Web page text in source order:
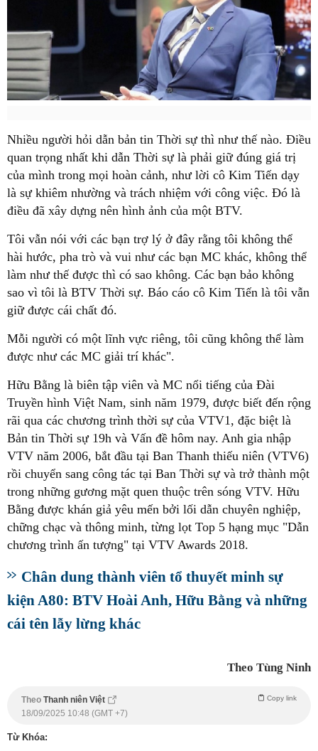
Nhiều người hỏi dẫn bản tin Thời sự thì như thế nào. Điều
quan trọng nhất khi dẫn Thời sự là phải giữ đúng giá trị
của mình trong mọi hoàn cảnh, như lời cô Kim Tiến dạy
là sự khiêm nhường và trách nhiệm với công việc. Đó là
điều đã xây dựng nên hình ảnh của một BTV.
Tôi vẫn nói với các bạn trợ lý ở đây rằng tôi không thể
hài hước, pha trò và vui như các bạn MC khác, không thể
làm như thế được thì có sao không. Các bạn bảo không
sao vì tôi là BTV Thời sự. Báo cáo cô Kim Tiến là tôi vẫn
giữ được cái chất đó.
Mỗi người có một lĩnh vực riêng, tôi cũng không thể làm
được như các MC giải trí khác".
Hữu Bằng là biên tập viên và MC nổi tiếng của Đài
Truyền hình Việt Nam, sinh năm 1979, được biết đến rộng
rãi qua các chương trình thời sự của VTV1, đặc biệt là
Bản tin Thời sự 19h và Vấn đề hôm nay. Anh gia nhập
VTV năm 2006, bắt đầu tại Ban Thanh thiếu niên (VTV6)
rồi chuyển sang công tác tại Ban Thời sự và trở thành một
trong những gương mặt quen thuộc trên sóng VTV. Hữu
Bằng được khán giả yêu mến bởi lối dẫn chuyên nghiệp,
chững chạc và thông minh, từng lọt Top 5 hạng mục "Dẫn
chương trình ấn tượng" tại VTV Awards 2018.
Chân dung thành viên tổ thuyết minh sự
kiện A80: BTV Hoài Anh, Hữu Bằng và những
cái tên lẫy lừng khác
Theo Tùng Ninh
Theo Thanh niên Việt Copy link
18/09/2025 10:48 (GMT +7)
Từ Khóa: